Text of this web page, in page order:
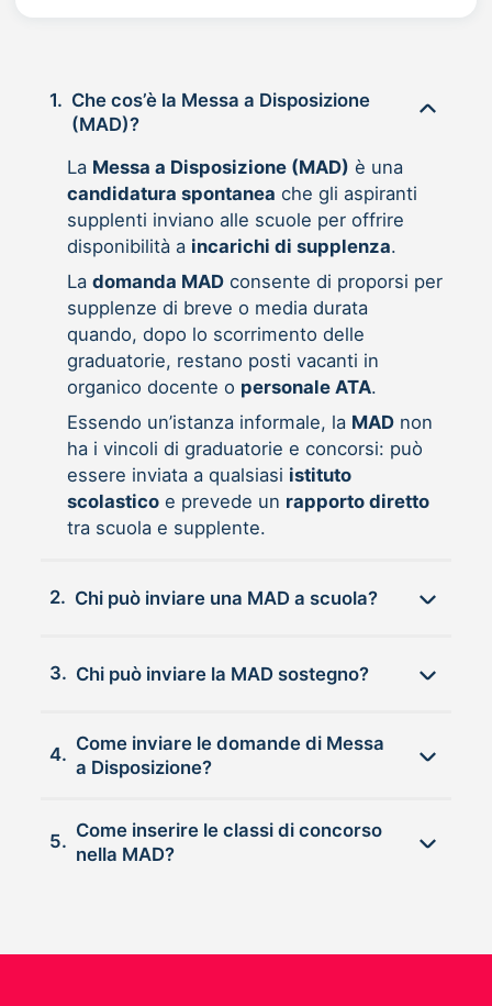
1. Che cos’è la Messa a Disposizione
(MAD)?
La Messa a Disposizione (MAD) è una
candidatura spontanea che gli aspiranti
supplenti inviano alle scuole per offrire
disponibilità a incarichi di supplenza.
La domanda MADconsente di proporsi per
supplenze di breve o media durata
quando, dopo lo scorrimento delle
graduatorie, restano posti vacanti in
organico docente o personale ATA.
Essendo un’istanza informale, la MADnon
ha i vincoli di graduatorie e concorsi: può
essere inviata a qualsiasi istituto
scolasticoe prevede un rapporto diretto
tra scuola e supplente.
2. Chi può inviare una MAD a scuola?
3. Chi può inviare la MAD sostegno?
4.
Come inviare le domande di Messa
a Disposizione?
5.
Come inserire le classi di concorso
nella MAD?